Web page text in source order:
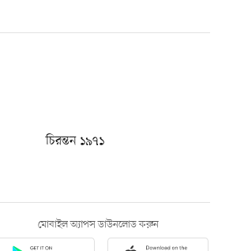
চিরন্তন ১৯৭১
মোবাইল অ্যাপস ডাউনলোড করুন